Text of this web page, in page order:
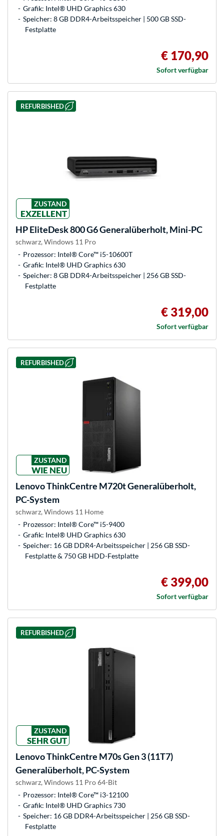
Grafik: Intel® UHD Graphics 630
Speicher: 8 GB DDR4-Arbeitsspeicher | 500 GB SSD-
Festplatte
€ 170,90
Sofort verfügbar
REFURBISHED
ZUSTAND
EXZELLENT
HPEliteDesk 800 G6 Generalüberholt, Mini-PC
schwarz, Windows 11 Pro
Prozessor: Intel® Core™ i5-10600T
Grafik: Intel® UHD Graphics 630
Speicher: 8 GB DDR4-Arbeitsspeicher | 256 GB SSD-
Festplatte
€ 319,00
Sofort verfügbar
REFURBISHED
ZUSTAND
WIE NEU
LenovoThinkCentre M720t Generalüberholt,
PC-System
schwarz, Windows 11 Home
Prozessor: Intel® Core™ i5-9400
Grafik: Intel® UHD Graphics 630
Speicher: 16 GB DDR4-Arbeitsspeicher | 256 GB SSD-
Festplatte & 750 GB HDD-Festplatte
€ 399,00
Sofort verfügbar
REFURBISHED
ZUSTAND
SEHR GUT
LenovoThinkCentre M70s Gen 3 (11T7)
Generalüberholt, PC-System
schwarz, Windows 11 Pro 64-Bit
Prozessor: Intel® Core™ i3-12100
Grafik: Intel® UHD Graphics 730
Speicher: 16 GB DDR4-Arbeitsspeicher | 256 GB SSD-
Festplatte